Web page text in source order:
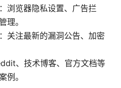
浏览器隐私设置、广告拦
理。
关注最新的漏洞公告、加密
、技术博客、官方文档等
例。